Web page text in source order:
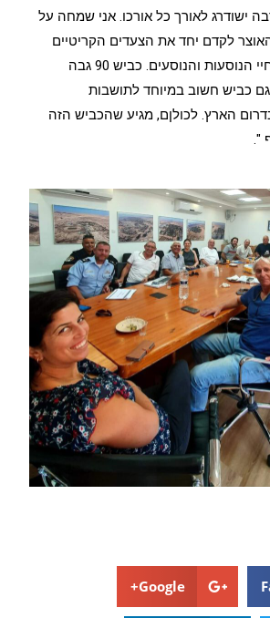
ישודרג לאורך כל אורכו. אני שמחה על
לקדם יחד את הצעדים הקריטיים
האלה לשמירה על חיי הנוסעות והנוסעים. כביש 90 גבה
גם כביש חשוב במיוחד לתושבות
הארץ. לכולןם, מגיע שהכביש הזה
".
Google+